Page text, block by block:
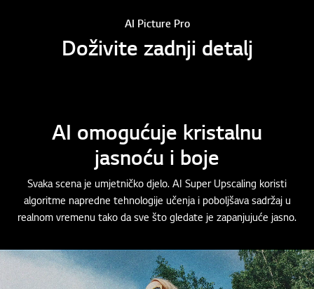
AI Picture Pro
Doživite zadnji detalj
AI omogućuje kristalnu
jasnoću i boje
Svaka scena je umjetničko djelo. AI Super Upscaling koristi
algoritme napredne tehnologije učenja i poboljšava sadržaj u
realnom vremenu tako da sve što gledate je zapanjujuće jasno.